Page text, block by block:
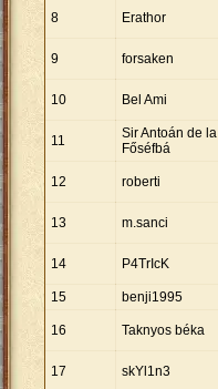
8 Erathor
9 forsaken
10 Bel Ami
11
Sir Antoán de la
Főséfbá
12 roberti
13 m.sanci
14 P4TrIcK
15 benji1995
16 Taknyos béka
17 skYl1n3